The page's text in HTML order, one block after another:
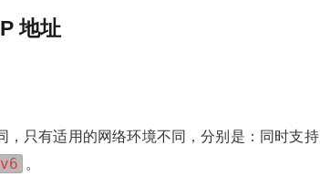
地址
，只有适用的网络环境不同，分别是：同时支持
。